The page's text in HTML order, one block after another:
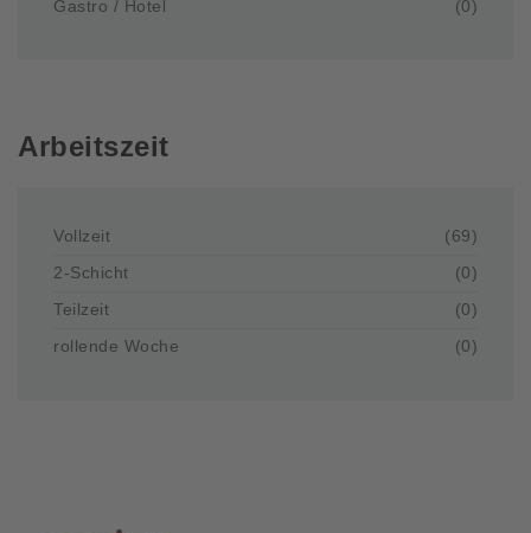
Gastro / Hotel
(0)
Arbeitszeit
Vollzeit
(69)
2-Schicht
(0)
Teilzeit
(0)
rollende Woche
(0)